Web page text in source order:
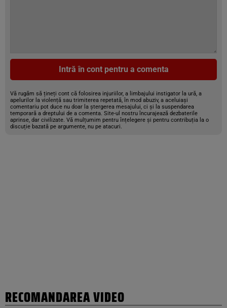
Intră în cont pentru a comenta
Vă rugăm să țineți cont că folosirea injuriilor, a limbajului instigator la ură, a
apelurilor la violență sau trimiterea repetată, în mod abuziv, a aceluiași
comentariu pot duce nu doar la ștergerea mesajului, ci și la suspendarea
temporară a dreptului de a comenta. Site-ul nostru încurajează dezbaterile
aprinse, dar civilizate. Vă mulțumim pentru înțelegere și pentru contribuția la o
discuție bazată pe argumente, nu pe atacuri.
RECOMANDAREA VIDEO